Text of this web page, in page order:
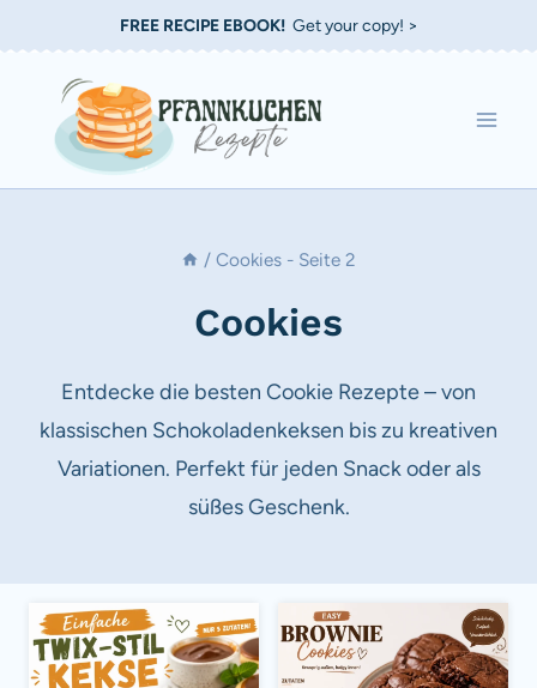
Inhalt
springen
FREE RECIPE EBOOK!Get your copy! >
/ Cookies - Seite 2
Cookies
Entdecke die besten Cookie Rezepte – von
klassischen Schokoladenkeksen bis zu kreativen
Variationen. Perfekt für jeden Snack oder als
süßes Geschenk.